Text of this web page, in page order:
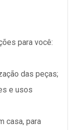
para você:
das peças;
e usos
casa, para